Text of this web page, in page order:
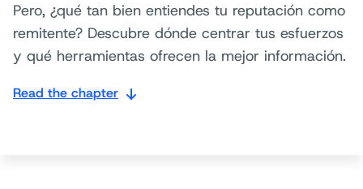
Pero, ¿qué tan bien entiendes tu reputación como
remitente? Descubre dónde centrar tus esfuerzos
y qué herramientas ofrecen la mejor información.
Read the chapter